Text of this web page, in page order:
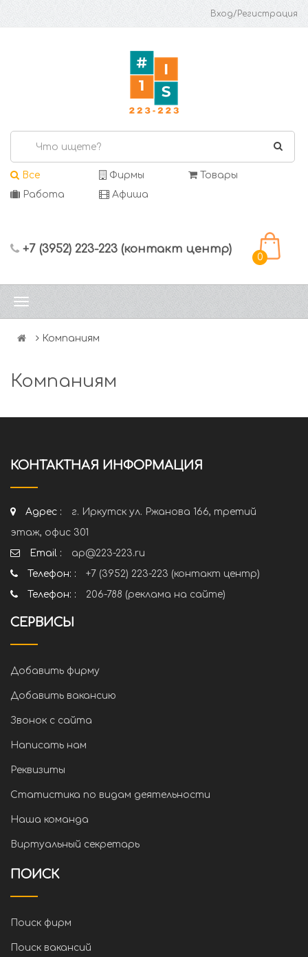
Вход/Регистрация
Все Фирмы
Товары
Работа
Афиша
+7 (3952) 223-223 (контакт центр)
0
Компаниям
Компаниям
КОНТАКТНАЯ ИНФОРМАЦИЯ
Адрес :
г. Иркутск ул. Ржанова 166, третий
этаж, офис 301
Email :
ap@223-223.ru
Телефон: :
+7 (3952) 223-223 (контакт центр)
Телефон: :
206-788 (реклама на сайте)
СЕРВИСЫ
Добавить фирму
Добавить вакансию
Звонок с сайта
Написать нам
Реквизиты
Статистика по видам деятельности
Наша команда
Виртуальный секретарь
ПОИСК
Поиск фирм
Поиск вакансий